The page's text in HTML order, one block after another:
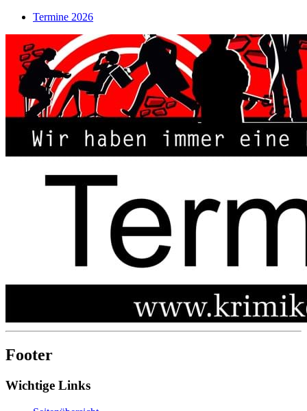
Termine 2026
Footer
Wichtige Links